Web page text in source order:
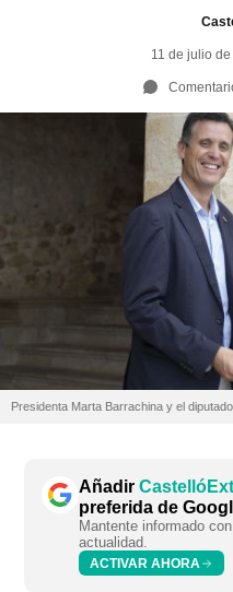
11 de julio
Presidenta Marta Barrachina y el diputado
Añadir
preferida de
Mantente informado
actualidad.
ACTIVAR AHORA